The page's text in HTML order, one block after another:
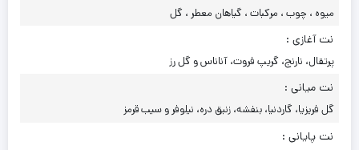
میوه ، چوب ، مرکبات ، گیاهان معطر ، گل
نت آغازی :
پرتقال، نارنج، گریپ فروت، آناناس و گل رز
نت میانی :
گل فریزیا، گاردنیا، بنفشه، زنبق دره، نیلوفر و سیب قرمز
نت پایانی :